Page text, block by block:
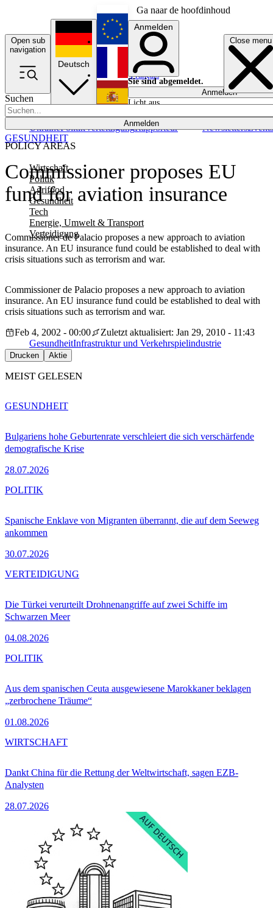
Ga naar de hoofdinhoud
Open sub
navigation
Close menu
Suchen
Anmelden
POLICY AREAS
Wirtschaft
Politik
Agrifood
Gesundheit
Tech
Energie, Umwelt & Transport
Verteidigung
UkrainePolitikVerteidigungRapporteur NewslettersEvents
Deutsch
English
Français
Anmelden
Sie sind abgemeldet.
Anmelden
Licht aus
Commissioner proposes EU
fund for aviation insurance
Commissioner de Palacio proposes a new approach to aviation
insurance. An EU insurance fund could be established to deal with
crisis situations such as terrorism and war.
GESUNDHEIT
Commissioner de Palacio proposes a new approach to aviation
insurance. An EU insurance fund could be established to deal with
crisis situations such as terrorism and war.
Feb 4, 2002 - 00:00
Zuletzt aktualisiert: Jan 29, 2010 - 11:43
GesundheitInfrastruktur und Verkehrspielindustrie
Drucken Aktie
MEIST GELESEN
Bulgariens hohe Geburtenrate verschleiert die sich verschärfende
demografische Krise
28.07.2026
GESUNDHEIT
Spanische Enklave von Migranten überrannt, die auf dem Seeweg
ankommen
30.07.2026
POLITIK
Die Türkei verurteilt Drohnenangriffe auf zwei Schiffe im
Schwarzen Meer
04.08.2026
VERTEIDIGUNG
Aus dem spanischen Ceuta ausgewiesene Marokkaner beklagen
„zerbrochene Träume“
01.08.2026
POLITIK
Dankt China für die Rettung der Weltwirtschaft, sagen EZB-
Analysten
28.07.2026
WIRTSCHAFT